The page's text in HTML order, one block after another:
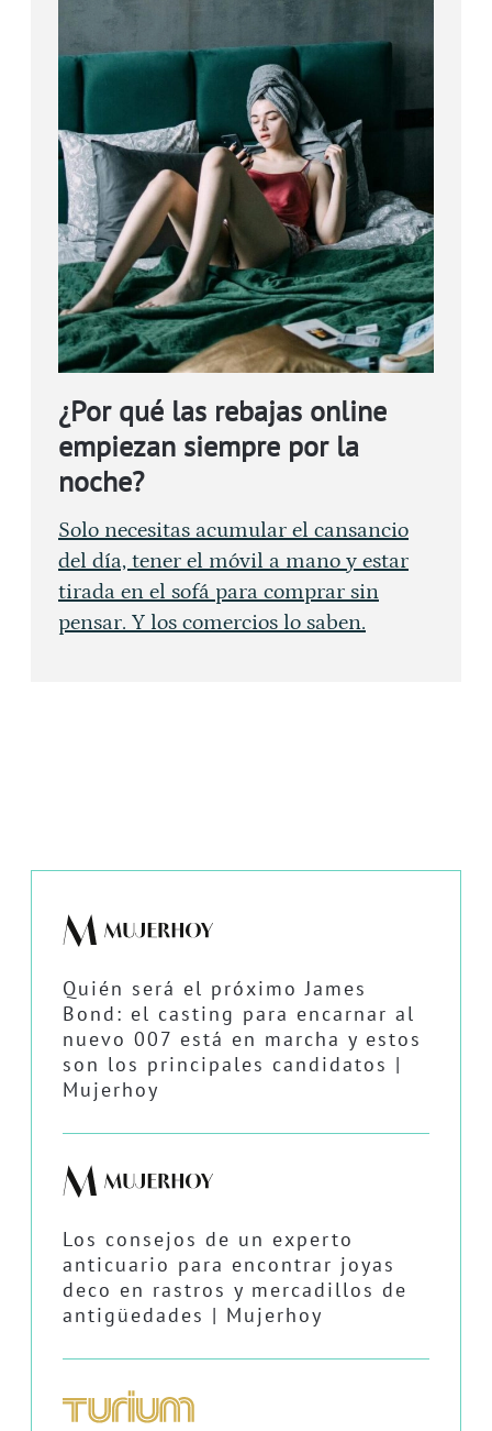
¿Por qué las rebajas online
empiezan siempre por la
noche?
Solo necesitas acumular el cansancio
del día, tener el móvil a mano y estar
tirada en el sofá para comprar sin
pensar. Y los comercios lo saben.
Quién será el próximo James
Bond: el casting para encarnar al
nuevo 007 está en marcha y estos
son los principales candidatos |
Mujerhoy
Los consejos de un experto
anticuario para encontrar joyas
deco en rastros y mercadillos de
antigüedades | Mujerhoy